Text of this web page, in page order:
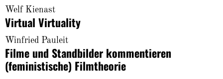
Welf Kienast
Virtual Virtuality
Winfried Pauleit
Filme und Standbilder kommentieren
(feministische) Filmtheorie